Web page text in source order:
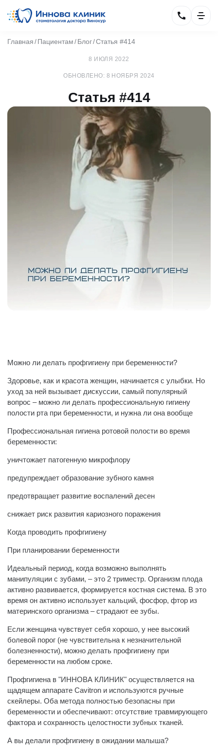
Главная Пациентам Блог Статья #414
8 ИЮЛЯ 2022
ОБНОВЛЕНО: 8 НОЯБРЯ 2024
Статья #414
Можно ли делать профгигиену при беременности?
Здоровье, как и красота женщин, начинается с улыбки. Но
уход за ней вызывает дискуссии, самый популярный
вопрос – можно ли делать профессиональную гигиену
полости рта при беременности, и нужна ли она вообще
Профессиональная гигиена ротовой полости во время
беременности:
уничтожает патогенную микрофлору
предупреждает образование зубного камня
предотвращает развитие воспалений десен
снижает риск развития кариозного поражения
Когда проводить профгигиену
При планировании беременности
Идеальный период, когда возможно выполнять
манипуляции с зубами, – это 2 триместр. Организм плода
активно развивается, формируется костная система. В это
время он активно использует кальций, фосфор, фтор из
материнского организма – страдают ее зубы.
Если женщина чувствует себя хорошо, у нее высокий
болевой порог (не чувствительна к незначительной
болезненности), можно делать профгигиену при
беременности на любом сроке.
Профгигиена в "ИННОВА КЛИНИК" осуществляется на
щадящем аппарате Cavitron и используются ручные
скейлеры. Оба метода полностью безопасны при
беременности и обеспечивают: отсутствие травмирующего
фактора и сохранность целостности зубных тканей.
А вы делали профгигиену в ожидании малыша?